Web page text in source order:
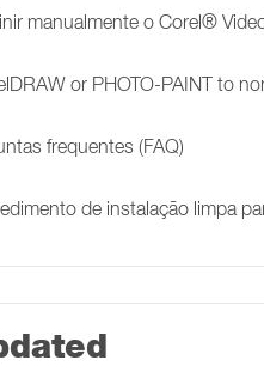
manualmente o Corel®
or PHOTO-PAINT to
frequentes (FAQ)
de instalação limpa